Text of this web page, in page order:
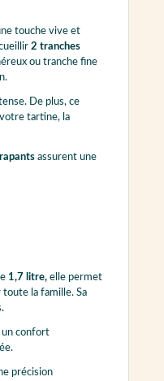
touche vive et
2 tranches
ou tranche fine
De plus, ce
tartine, la
assurent une
1,7 litre,elle permet
la famille. Sa
confort
précision